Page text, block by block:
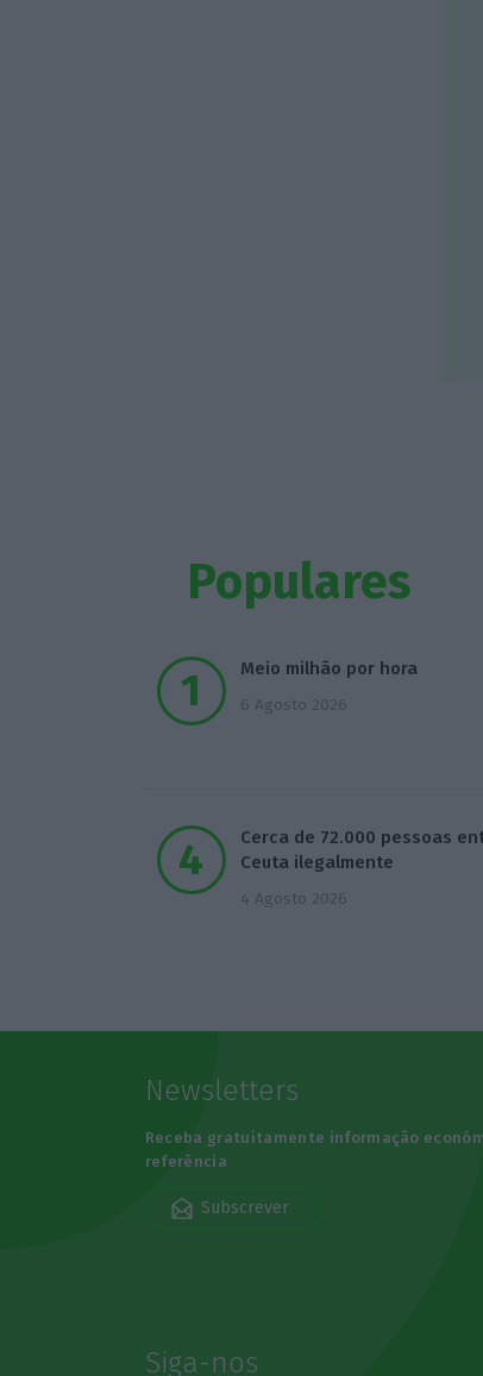
Populares
Meio milhão por hora
6 Agosto 2026
Cerca de 72.000 pessoas
Ceuta ilegalmente
4 Agosto 2026
Newsletters
Receba gratuitamente informação
referência
Subscrever
Siga-nos